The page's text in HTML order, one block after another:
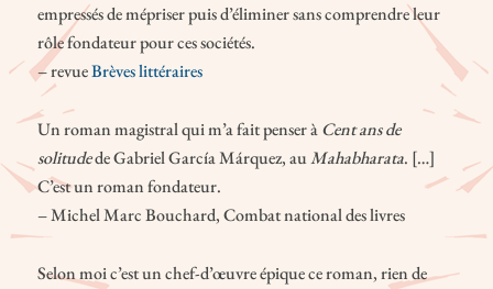
empressés de mépriser puis d’éliminer sans comprendre leur
rôle fondateur pour ces sociétés.
– revueBrèves littéraires
Un roman magistral qui m’a fait penser àCent ans de
solitudede Gabriel García Márquez, auMahabharata. […]
C’est un roman fondateur.
– Michel Marc Bouchard, Combat national des livres
Selon moi c’est un chef-d’œuvre épique ce roman, rien de